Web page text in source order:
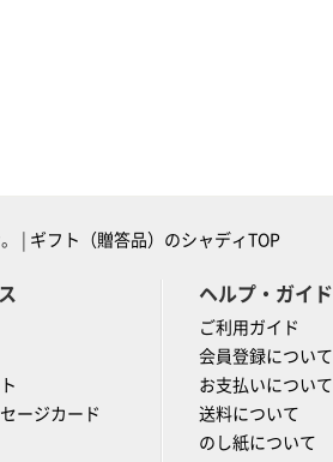
| ギフト（贈答品）のシャディTOP
ージカード
ヘルプ・ガイド
ご利用ガイド
会員登録について
お支払いについて
送料について
のし紙について